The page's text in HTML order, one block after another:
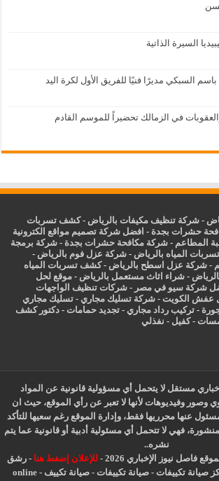
السيرة الذاتية
باسم السبكي مديرًا فنيًا للفريق الأول لكرة اليد
في الزمالك تحضيراً للموسم القادم
-شركة تنظيف مكيفات بالرياض -كشف تسربات
حشرات بجدة - افضل شركة تصميم مواقع الكترونية
المطاعم -شركة مكافحة حشرات بجدة -شركة برمجة
المياه بالرياض -شركة عزل فوم بالرياض -
-شركة عزل اسطح بالرياض -كشف تسربات المياه
-شراء اثاث مستعمل بالرياض - موقع لحل
شركة سيو في مصر -شركات تنظيف الواجهات
عفش الكويت -شركة تسليك مجاري -تسليك مجاري
-تركيب رداد مجاري -تجديد حمامات -دكتور كشف
-كفيل - نفذلي
مستقل لا يتحمل أي مسؤولية قانونية عن المواد
وصور وفيديوهات لأنها لا تعبر عن رأي الموقع، حيث ان
عنها محرريها فقط، وإدارة الموقع رغم سعيها للتأكد
فهي لا تتحمل أي مسئولية أدبية أو قانونية عما يتم
نشره..
نيوز الإخباري 2026 -
للإعلان إضغط هنا -رشق
صيانة تكييفات -صيانة تكييفات -صيانة تكييف -
online